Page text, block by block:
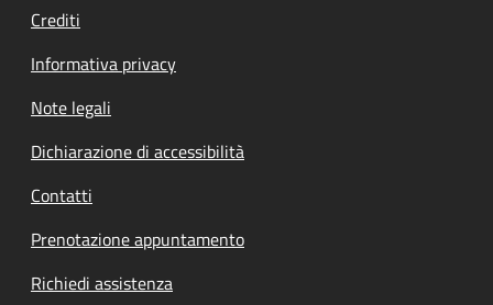
Crediti
Informativa privacy
Note legali
Dichiarazione di accessibilità
Contatti
Prenotazione appuntamento
Richiedi assistenza